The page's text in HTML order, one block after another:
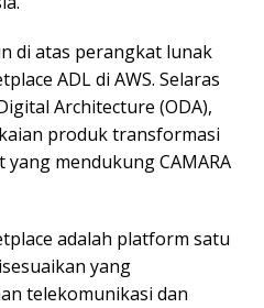
di atas perangkat lunak
ADL di AWS. Selaras
Architecture (ODA),
produk transformasi
mendukung CAMARA
adalah platform satu
yang
telekomunikasi dan